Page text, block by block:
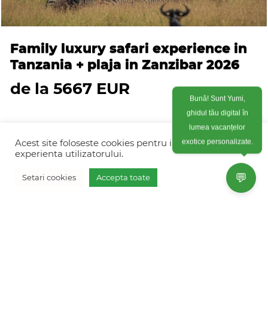
Family luxury safari experience in
Tanzania + plaja in Zanzibar 2026
de la 5667 EUR
Vreau oferta personalizata
© FRESH HOLIDAYS & EVENTS SRL 2026
💬
Bună! Sunt Yumi,
ghidul tău digital în
lumea vacanțelor
exotice personalizate.
Acest site foloseste cookies pentru imbunatati
experienta utilizatorului.
Setari cookies Accepta toate